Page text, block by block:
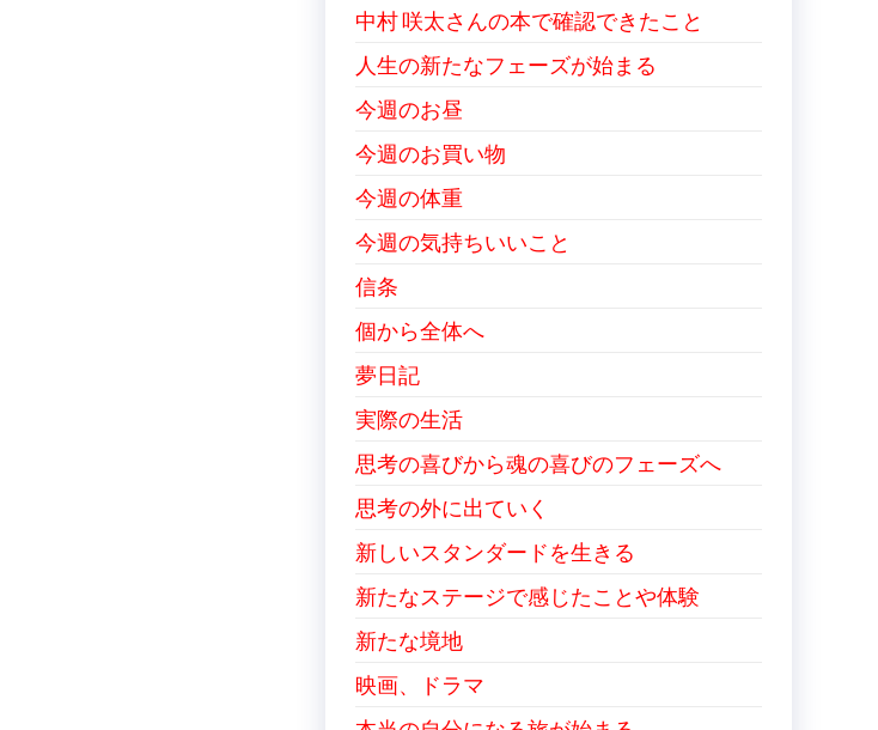
中村 咲太さんの本で確認できたこと
人生の新たなフェーズが始まる
今週のお昼
今週のお買い物
今週の体重
今週の気持ちいいこと
信条
個から全体へ
夢日記
実際の生活
思考の喜びから魂の喜びのフェーズへ
思考の外に出ていく
新しいスタンダードを生きる
新たなステージで感じたことや体験
新たな境地
映画、ドラマ